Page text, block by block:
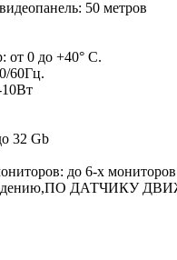
50 метров
от 0 до +40° С.
60Гц.
32 Gb
до 6-х мониторов
ДАТЧИКУ